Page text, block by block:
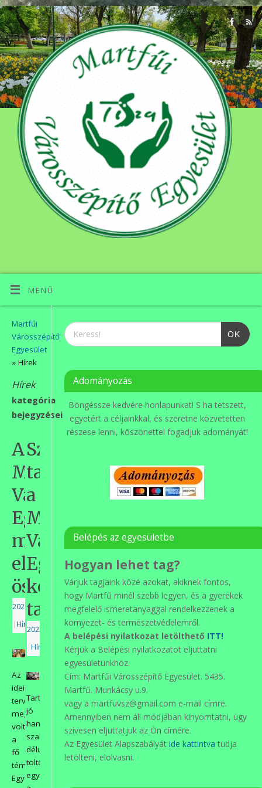
MENÜ
Martfűi
Városszépítő
Egyesület
» Hírek
Hírek
kategória
bejegyzései
A
Martfűi
Városszépítő
Egyesület
megtartotta
első
összejövetelét.
2024.01.29.
|Hírek
Az
idei
tervek
megbeszélése
volt
a
fő
téma.
Egyetértettek
Szezonzárót
tartottak
a
Martfűi
Városszépítő
Egyesület
kertészkedő
tagjai
2023.12.08.
|Hírek
Tartalmas,
jó
hangulatú
szakmai
délutánt
töltöttek
együtt
OK
Adományozás
Böngéssze kedvére honlapunkat! S ha tetszett,
egyetért a céljainkkal, és szeretne közvetetten
részese lenni, köszönettel fogadjuk adományát!
Belépés az egyesületbe
Hogyan lehet tag?
Várjuk tagjaink közé azokat, akiknek fontos,
hogy Martfű minél szebb legyen, és a gyerekek
megfelelő ismeretanyaggal rendelkezzenek a
környezet- és természetvédelemről.
A belépési nyilatkozat letölthető ITT!
Kérjük a Belépési nyilatkozatot eljuttatni
egyesületünkhöz.
Cím: Martfűi Városszépítő Egyesület. 5435.
Martfű. Munkácsy u.9.
vagy a martfuvsz@gmail.com e-mail címre.
Amennyiben nem áll módjában kinyomtatni, úgy
szívesen eljuttatjuk az Ön címére.
Az Egyesület Alapszabályát ide kattintva tudja
letölteni, elolvasni.